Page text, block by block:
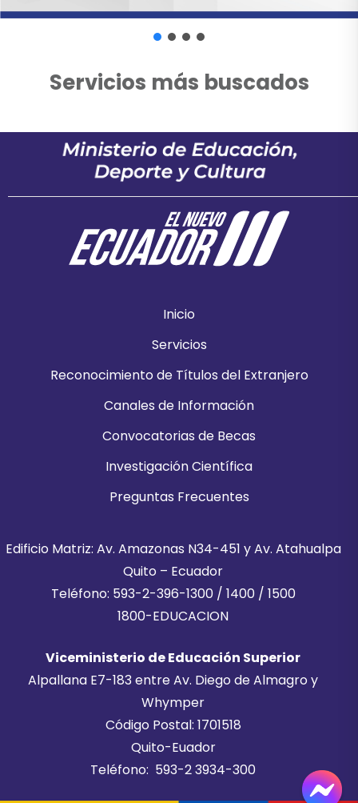
Servicios más buscados
Inicio
Servicios
Reconocimiento de Títulos del Extranjero
Canales de Información
Convocatorias de Becas
Investigación Científica
Preguntas Frecuentes
Edificio Matriz: Av. Amazonas N34-451 y Av. Atahualpa
Quito – Ecuador
Teléfono: 593-2-396-1300 / 1400 / 1500
1800-EDUCACION
Viceministerio de Educación Superior
Alpallana E7-183 entre Av. Diego de Almagro y
Whymper
Código Postal: 1701518
Quito-Euador
Teléfono: 593-2 3934-300